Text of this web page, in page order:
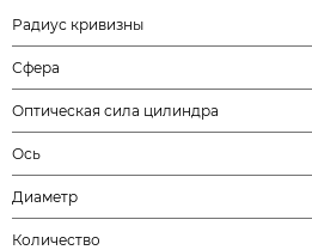
Радиус кривизны
Сфера
Оптическая сила цилиндра
Ось
Диаметр
Количество